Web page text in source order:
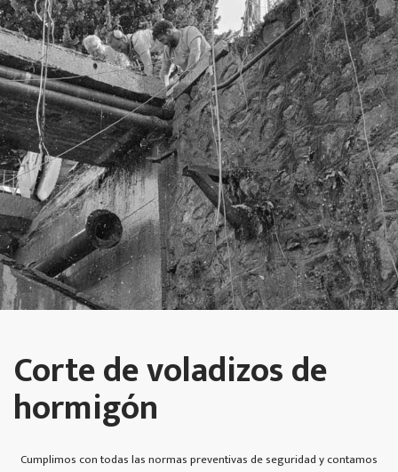
Corte de voladizos de
hormigón
Cumplimos con todas las normas preventivas de seguridad y contamos